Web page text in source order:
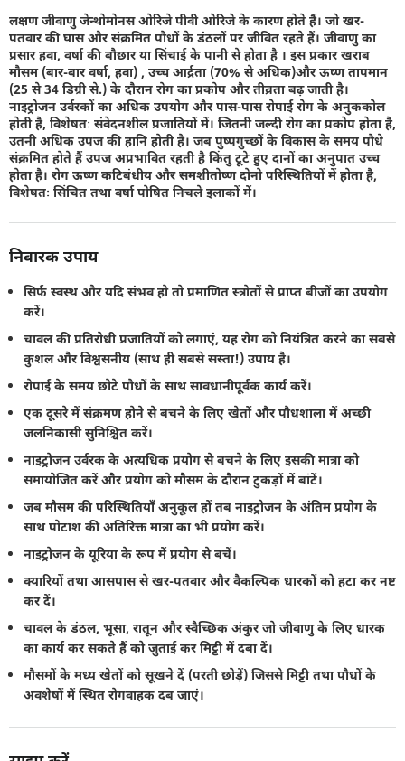
लक्षण जीवाणु जेन्थोमोनस ओरिजे पीवी ओरिजे के कारण होते हैं। जो खर-
पतवार की घास और संक्रमित पौधों के डंठलों पर जीवित रहते हैं। जीवाणु का
प्रसार हवा, वर्षा की बौछार या सिंचाई के पानी से होता है । इस प्रकार खराब
मौसम (बार-बार वर्षा, हवा) , उच्च आर्द्रता (70% से अधिक)और ऊष्ण तापमान
(25 से 34 डिग्री से.) के दौरान रोग का प्रकोप और तीव्रता बढ़ जाती है।
नाइट्रोजन उर्वरकों का अधिक उपयोग और पास-पास रोपाई रोग के अनुककोल
होती है, विशेषतः संवेदनशील प्रजातियों में। जितनी जल्दी रोग का प्रकोप होता है,
उतनी अधिक उपज की हानि होती है। जब पुष्पगुच्छों के विकास के समय पौधे
संक्रमित होते हैं उपज अप्रभावित रहती है किंतु टूटे हुए दानों का अनुपात उच्च
होता है। रोग ऊष्ण कटिबंधीय और समशीतोष्ण दोनो परिस्थितियों में होता है,
विशेषतः सिंचित तथा वर्षा पोषित निचले इलाकों में।
निवारक उपाय
सिर्फ स्वस्थ और यदि संभव हो तो प्रमाणित स्त्रोतों से प्राप्त बीजों का उपयोग
करें।
चावल की प्रतिरोधी प्रजातियों को लगाएं, यह रोग को नियंत्रित करने का सबसे
कुशल और विश्वसनीय (साथ ही सबसे सस्ता!) उपाय है।
रोपाई के समय छोटे पौधों के साथ सावधानीपूर्वक कार्य करें।
एक दूसरे में संक्रमण होने से बचने के लिए खेतों और पौधशाला में अच्छी
जलनिकासी सुनिश्चित करें।
नाइट्रोजन उर्वरक के अत्यधिक प्रयोग से बचने के लिए इसकी मात्रा को
समायोजित करें और प्रयोग को मौसम के दौरान टुकड़ों में बांटें।
जब मौसम की परिस्थितियाँ अनुकूल हों तब नाइट्रोजन के अंतिम प्रयोग के
साथ पोटाश की अतिरिक्त मात्रा का भी प्रयोग करें।
नाइट्रोजन के यूरिया के रूप में प्रयोग से बचें।
क्यारियों तथा आसपास से खर-पतवार और वैकल्पिक धारकों को हटा कर नष्ट
कर दें।
चावल के डंठल, भूसा, रातून और स्वैच्छिक अंकुर जो जीवाणु के लिए धारक
का कार्य कर सकते हैं को जुताई कर मिट्टी में दबा दें।
मौसमों के मध्य खेतों को सूखने दें (परती छोड़ें) जिससे मिट्टी तथा पौधों के
अवशेषों में स्थित रोगवाहक दब जाएं।